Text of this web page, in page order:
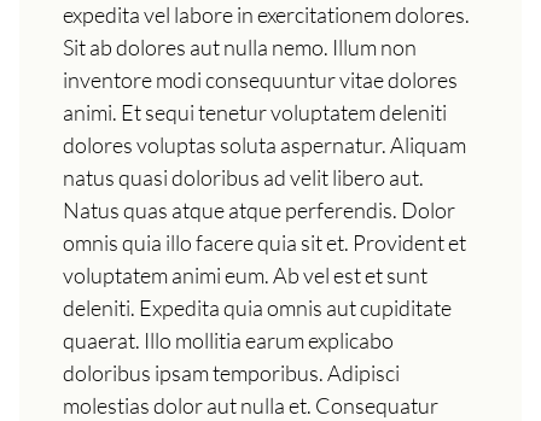
expedita vel labore in exercitationem dolores.
Sit ab dolores aut nulla nemo. Illum non
inventore modi consequuntur vitae dolores
animi. Et sequi tenetur voluptatem deleniti
dolores voluptas soluta aspernatur. Aliquam
natus quasi doloribus ad velit libero aut.
Natus quas atque atque perferendis. Dolor
omnis quia illo facere quia sit et. Provident et
voluptatem animi eum. Ab vel est et sunt
deleniti. Expedita quia omnis aut cupiditate
quaerat. Illo mollitia earum explicabo
doloribus ipsam temporibus. Adipisci
molestias dolor aut nulla et. Consequatur